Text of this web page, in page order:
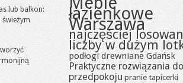
lub balkon:
łazienkowe
Warszawa
najczęściej
liczby w dużym
podłogi drewniane Gdańsk
Praktyczne rozwiązania do
przedpokoju pranie tapicerki